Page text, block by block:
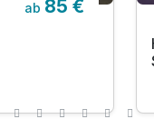
ab 85 €